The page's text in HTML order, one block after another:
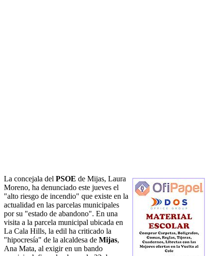
La concejala del PSOE de Mijas, Laura
Moreno, ha denunciado este jueves el
"alto riesgo de incendio" que existe en la
actualidad en las parcelas municipales
por su "estado de abandono". En una
visita a la parcela municipal ubicada en
La Cala Hills, la edil ha criticado la
"hipocresía" de la alcaldesa de Mijas,
Ana Mata, al exigir en un bando